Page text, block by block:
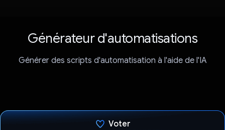
Générateur d'automatisations
Générer des scripts d'automatisation à l'aide de l'IA
Voter